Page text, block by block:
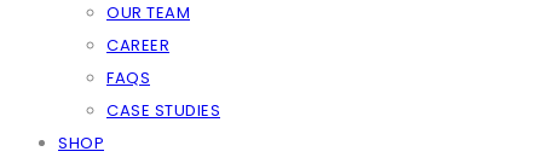
OUR TEAM
CAREER
FAQS
CASE STUDIES
SHOP